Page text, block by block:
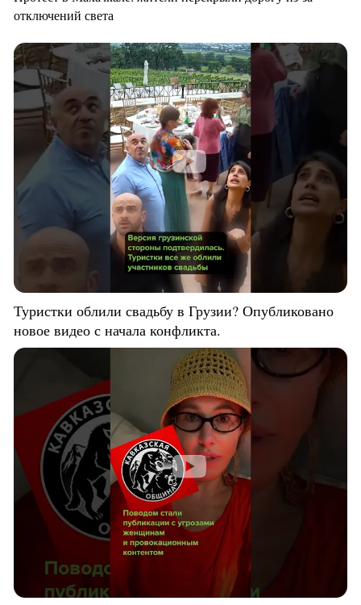
отключений света
Туристки облили свадьбу в Грузии? Опубликовано
новое видео с начала конфликта.